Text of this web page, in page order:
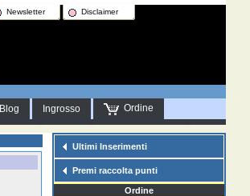
Newsletter Disclaimer
Blog Ingrosso Ordine
Ultimi Inserimenti
Premi raccolta punti
Ordine